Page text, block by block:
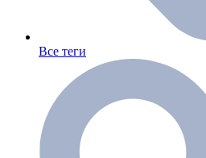
Все теги